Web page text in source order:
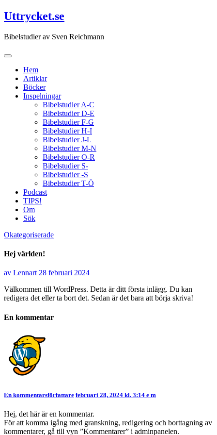
Hoppa
till
Uttrycket.se
Bibelstudier av Sven Reichmann
Hem
Artiklar
Böcker
Inspelningar
Bibelstudier A-C
Bibelstudier D-E
Bibelstudier F-G
Bibelstudier H-I
Bibelstudier J-L
Bibelstudier M-N
Bibelstudier O-R
Bibelstudier S-
Bibelstudier -S
Bibelstudier T-Ö
Podcast
TIPS!
Om
Sök
Okategoriserade
Hej världen!
av Lennart 28 februari 2024
Välkommen till WordPress. Detta är ditt första inlägg. Du kan
redigera det eller ta bort det. Sedan är det bara att börja skriva!
En kommentar
En kommentarsförfattare februari 28, 2024 kl. 3:14 e m
Hej, det här är en kommentar.
För att komma igång med granskning, redigering och borttagning av
kommentarer, gå till vyn ”Kommentarer” i adminpanelen.